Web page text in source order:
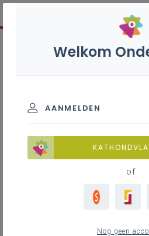
Welkom
AANMELDEN
of
Nog geen